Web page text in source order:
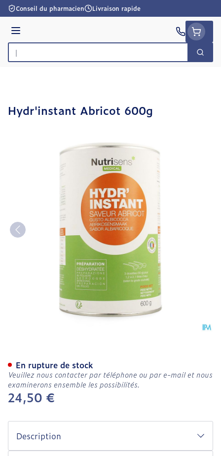
Aller au contenu
Conseil du pharmacien Livraison rapide
Menu
Rechercher
Hydr'instant Abricot 600g
24,50 €
En rupture de stock
Veuillez nous contacter par téléphone ou par e-mail et nous
examinerons ensemble les possibilités.
Description